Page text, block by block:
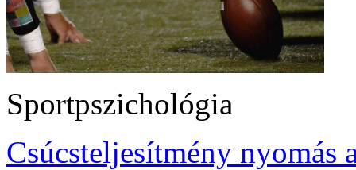
Sportpszichológia
Csúcsteljesítmény nyomás